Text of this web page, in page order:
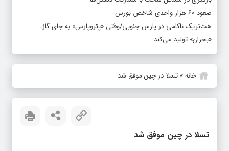
صعود ۶۰ هزار واحدی شاخص بورس
هت‌تریک ناکامی در پارس جنوبی/وقتی «پتروپارس» به جای گاز،
«بحران» تولید می‌کند
خانه» تسلا در چین موفق شد
تسلا در چین موفق شد